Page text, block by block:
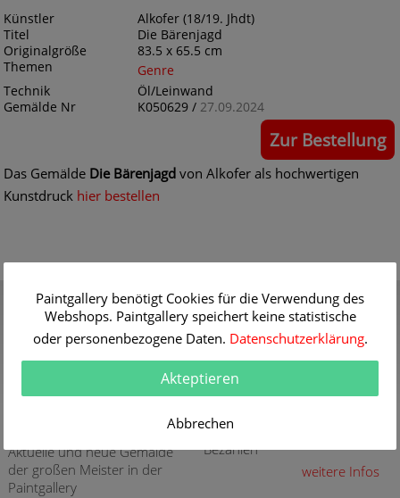
Künstler
Alkofer (18/19. Jhdt)
Titel
Die Bärenjagd
Originalgröße
83.5 x 65.5 cm
Themen
Genre
Technik
Öl/Leinwand
Gemälde Nr
K050629 / 27.09.2024
Zur Bestellung
Das Gemälde Die Bärenjagd von Alkofer als hochwertigen
Kunstdruck hier bestellen
Gutschein
Verschenken Sie einen
Gutschein für eine
weitere Infos
Qualität
30 Jahre Erfahrung mit
hochwertigen Gemälde-
Aktuelle und neue Gemälde
der großen Meister in der
Paintgallery
Sicher Kaufen - Sicher
Bezahlen
weitere Infos
Paintgallery benötigt Cookies für die Verwendung des
Webshops. Paintgallery speichert keine statistische
oder personenbezogene Daten. Datenschutzerklärung.
Akteptieren
Abbrechen